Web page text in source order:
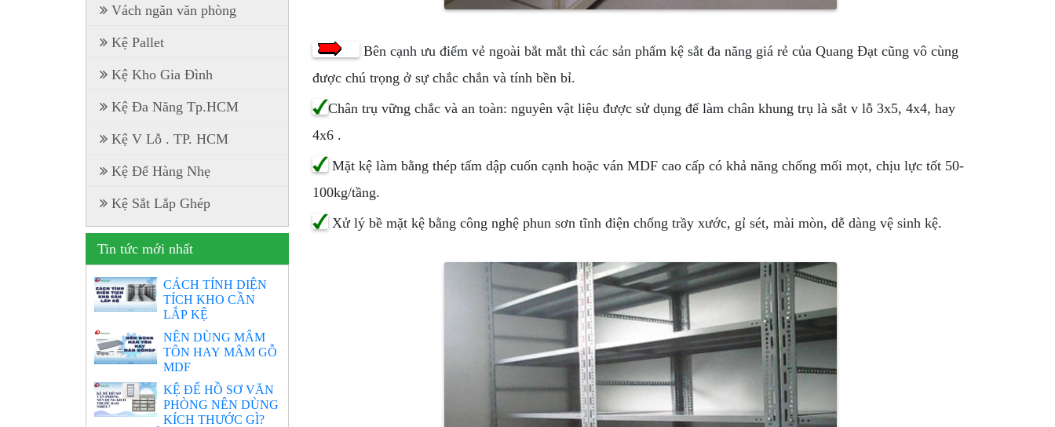
Bên cạnh ưu điểm vẻ ngoài bắt mắt thì các sản phẩm kệ sắt đa năng giá rẻ của Quang Đạt cũng vô cùng
được chú trọng ở sự chắc chắn và tính bền bỉ.
Chân trụ vững chắc và an toàn: nguyên vật liệu được sử dụng để làm chân khung trụ là sắt v lỗ 3x5, 4x4, hay
4x6 .
Mặt kệ làm bằng thép tấm dập cuốn cạnh hoặc ván MDF cao cấp có khả năng chống mối mọt, chịu lực tốt 50-
100kg/tầng.
Xử lý bề mặt kệ bằng công nghệ phun sơn tĩnh điện chống trầy xước, gỉ sét, mài mòn, dễ dàng vệ sinh kệ.
Vách ngăn văn phòng
Kệ Pallet
Kệ Kho Gia Đình
Kệ Đa Năng Tp.HCM
Kệ V Lỗ . TP. HCM
Kệ Để Hàng Nhẹ
Kệ Sắt Lắp Ghép
Tin tức mới nhất
CÁCH TÍNH DIỆN
TÍCH KHO CẦN
LẮP KỆ
NÊN DÙNG MÂM
TÔN HAY MÂM GỖ
MDF
KỆ ĐỂ HỒ SƠ VĂN
PHÒNG NÊN DÙNG
KÍCH THƯỚC GÌ?